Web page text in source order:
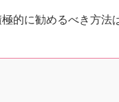
的に勧めるべき方法